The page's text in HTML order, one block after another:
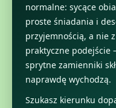
normalne: sycące
proste śniadania i
przyjemnością, a nie
praktyczne
sprytne zamienniki
naprawdę wychodzą.
Szukasz kierunku